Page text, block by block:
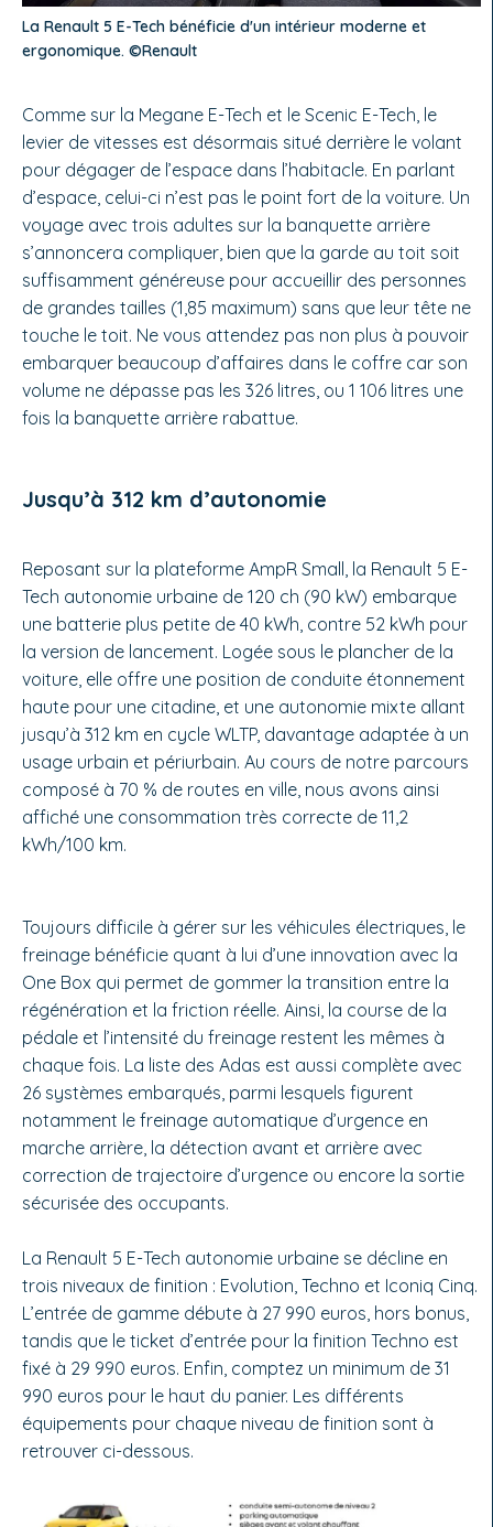
La Renault 5 E-Tech bénéficie d'un intérieur moderne et
ergonomique. ©Renault
Comme sur la Megane E-Tech et le Scenic E-Tech, le
levier de vitesses est désormais situé derrière le volant
pour dégager de l’espace dans l’habitacle. En parlant
d’espace, celui-ci n’est pas le point fort de la voiture. Un
voyage avec trois adultes sur la banquette arrière
s’annoncera compliquer, bien que la garde au toit soit
suffisamment généreuse pour accueillir des personnes
de grandes tailles (1,85 maximum) sans que leur tête ne
touche le toit. Ne vous attendez pas non plus à pouvoir
embarquer beaucoup d’affaires dans le coffre car son
volume ne dépasse pas les 326 litres, ou 1 106 litres une
fois la banquette arrière rabattue.
Jusqu’à 312 km d’autonomie
Reposant sur la plateforme AmpR Small, la Renault 5 E-
Tech autonomie urbaine de 120 ch (90 kW) embarque
une batterie plus petite de 40 kWh, contre 52 kWh pour
la version de lancement. Logée sous le plancher de la
voiture, elle offre une position de conduite étonnement
haute pour une citadine, et une autonomie mixte allant
jusqu’à 312 km en cycle WLTP, davantage adaptée à un
usage urbain et périurbain. Au cours de notre parcours
composé à 70 % de routes en ville, nous avons ainsi
affiché une consommation très correcte de 11,2
kWh/100 km.
Toujours difficile à gérer sur les véhicules électriques, le
freinage bénéficie quant à lui d’une innovation avec la
One Box qui permet de gommer la transition entre la
régénération et la friction réelle. Ainsi, la course de la
pédale et l’intensité du freinage restent les mêmes à
chaque fois. La liste des Adas est aussi complète avec
26 systèmes embarqués, parmi lesquels figurent
notamment le freinage automatique d’urgence en
marche arrière, la détection avant et arrière avec
correction de trajectoire d’urgence ou encore la sortie
sécurisée des occupants.
La Renault 5 E-Tech autonomie urbaine se décline en
trois niveaux de finition : Evolution, Techno et Iconiq Cinq.
L’entrée de gamme débute à 27 990 euros, hors bonus,
tandis que le ticket d’entrée pour la finition Techno est
fixé à 29 990 euros. Enfin, comptez un minimum de 31
990 euros pour le haut du panier. Les différents
équipements pour chaque niveau de finition sont à
retrouver ci-dessous.